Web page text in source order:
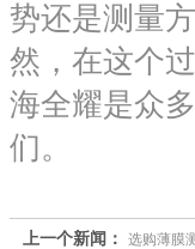
势还是测量
然，在这个
海全耀是众
们。
上一个新闻： 选购薄膜